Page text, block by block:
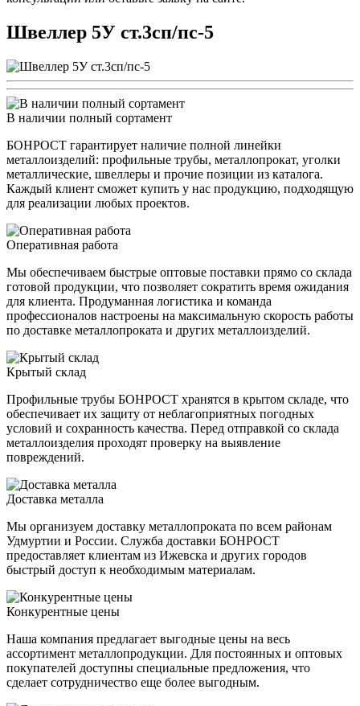
Швеллер 5У ст.3сп/пс-5
В наличии полный сортамент
БОНРОСТ гарантирует наличие полной линейки
металлоизделий: профильные трубы, металлопрокат, уголки
металлические, швеллеры и прочие позиции из каталога.
Каждый клиент сможет купить у нас продукцию, подходящую
для реализации любых проектов.
Оперативная работа
Мы обеспечиваем быстрые оптовые поставки прямо со склада
готовой продукции, что позволяет сократить время ожидания
для клиента. Продуманная логистика и команда
профессионалов настроены на максимальную скорость работы
по доставке металлопроката и других металлоизделий.
Крытый склад
Профильные трубы БОНРОСТ хранятся в крытом складе, что
обеспечивает их защиту от неблагоприятных погодных
условий и сохранность качества. Перед отправкой со склада
металлоизделия проходят проверку на выявление
повреждений.
Доставка металла
Мы организуем доставку металлопроката по всем районам
Удмуртии и России. Служба доставки БОНРОСТ
предоставляет клиентам из Ижевска и других городов
быстрый доступ к необходимым материалам.
Конкурентные цены
Наша компания предлагает выгодные цены на весь
ассортимент металлопродукции. Для постоянных и оптовых
покупателей доступны специальные предложения, что
сделает сотрудничество еще более выгодным.